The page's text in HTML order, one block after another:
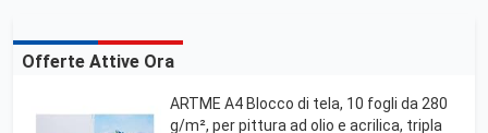
Offerte Attive Ora
ARTME A4 Blocco di tela, 10 fogli da 280
g/m², per pittura ad olio e acrilica, tripla